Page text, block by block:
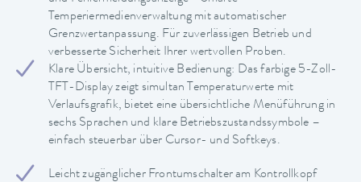
Temperiermedienverwaltung mit automatischer
Grenzwertanpassung. Für zuverlässigen Betrieb und
verbesserte Sicherheit Ihrer wertvollen Proben.
Klare Übersicht, intuitive Bedienung: Das farbige 5-Zoll-
TFT-Display zeigt simultan Temperaturwerte mit
Verlaufsgrafik, bietet eine übersichtliche Menüführung in
sechs Sprachen und klare Betriebszustandssymbole –
einfach steuerbar über Cursor- und Softkeys.
Leicht zugänglicher Frontumschalter am Kontrollkopf